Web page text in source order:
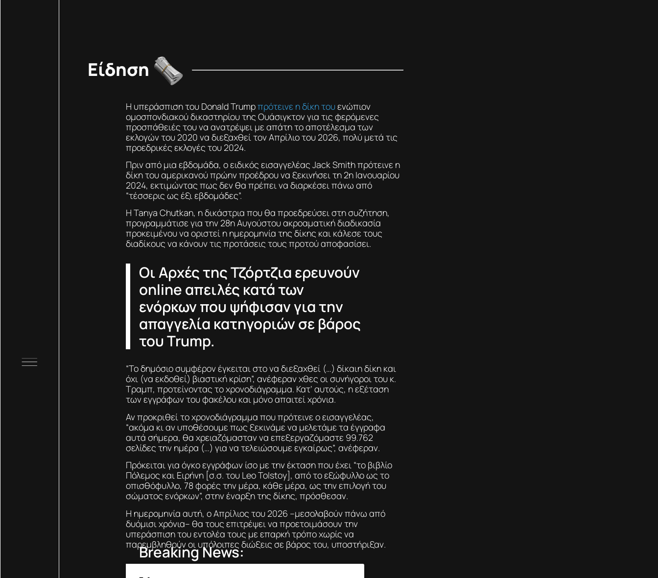
Είδηση
Η υπεράσπιση του Donald Trumpπρότεινε η δίκη τουενώπιον
ομοσπονδιακού δικαστηρίου της Ουάσιγκτον για τις φερόμενες
προσπάθειές του να ανατρέψει με απάτη το αποτέλεσμα των
εκλογών του 2020 να διεξαχθεί τον Απρίλιο του 2026, πολύ μετά τις
προεδρικές εκλογές του 2024.
Πριν από μια εβδομάδα, ο ειδικός εισαγγελέας Jack Smith πρότεινε η
δίκη του αμερικανού πρώην προέδρου να ξεκινήσει τη 2η Ιανουαρίου
2024, εκτιμώντας πως δεν θα πρέπει να διαρκέσει πάνω από
“τέσσερις ως έξι εβδομάδες”.
Η Tanya Chutkan, η δικάστρια που θα προεδρεύσει στη συζήτηση,
προγραμμάτισε για την 28η Αυγούστου ακροαματική διαδικασία
προκειμένου να οριστεί η ημερομηνία της δίκης και κάλεσε τους
διαδίκους να κάνουν τις προτάσεις τους προτού αποφασίσει.
Οι Αρχές της Τζόρτζια ερευνούν
online απειλές κατά των
ενόρκων που ψήφισαν για την
απαγγελία κατηγοριών σε βάρος
του Trump.
“Το δημόσιο συμφέρον έγκειται στο να διεξαχθεί (…) δίκαιη δίκη και
όχι (να εκδοθεί) βιαστική κρίση”, ανέφεραν χθες οι συνήγοροι του κ.
Τραμπ, προτείνοντας το χρονοδιάγραμμα. Κατ’ αυτούς, η εξέταση
των εγγράφων του φακέλου και μόνο απαιτεί χρόνια.
Αν προκριθεί το χρονοδιάγραμμα που πρότεινε ο εισαγγελέας,
“ακόμα κι αν υποθέσουμε πως ξεκινάμε να μελετάμε τα έγγραφα
αυτά σήμερα, θα χρειαζόμασταν να επεξεργαζόμαστε 99.762
σελίδες την ημέρα (…) για να τελειώσουμε εγκαίρως”, ανέφεραν.
Πρόκειται για όγκο εγγράφων ίσο με την έκταση που έχει “το βιβλίο
Πόλεμος και Ειρήνη [σ.σ. του Leo Tolstoy], από το εξώφυλλο ως το
οπισθόφυλλο, 78 φορές την μέρα, κάθε μέρα, ως την επιλογή του
σώματος ενόρκων”, στην έναρξη της δίκης, πρόσθεσαν.
Η ημερομηνία αυτή, ο Απρίλιος του 2026 –μεσολαβούν πάνω από
δυόμισι χρόνια– θα τους επιτρέψει να προετοιμάσουν την
υπεράσπιση του εντολέα τους με επαρκή τρόπο χωρίς να
παρεμβληθούν οι υπόλοιπες διώξεις σε βάρος του, υποστήριξαν.
Breaking News:
Donald Trump’s